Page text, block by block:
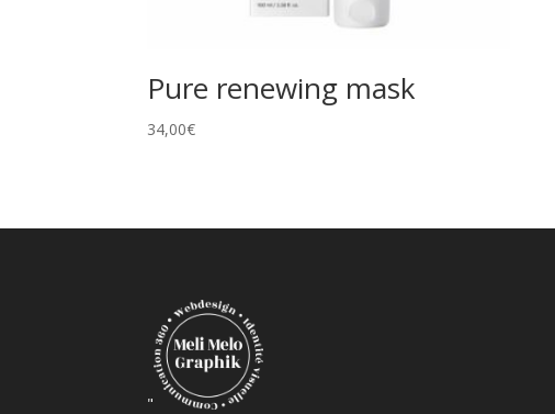
Pure renewing mask
34,00€
"